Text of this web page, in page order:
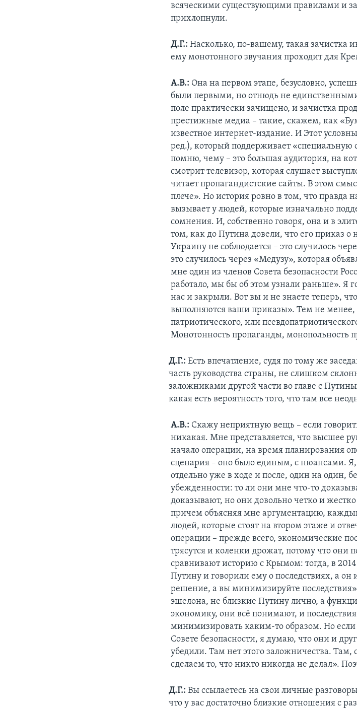
всяческими существующими правилами и
прихлопнули.
Д.Г.: Насколько, по-вашему, такая зачистка
ему монотонного звучания проходит для
А.В.: Она на первом этапе, безусловно,
были первыми, но отнюдь не
поле практически зачищено, и зачистка
престижные медиа – такие, скажем, как
известное интернет-издание. И Этот
ред.), который поддерживает «специальную
помню, чему – это большая аудитория, на
смотрит телевизор, которая слушает
читает пропагандистские сайты. В этом
плече». Но история ровно в том, что правда
вызывает у людей, которые изначально
сомнения. И, собственно говоря, она и в
том, как до Путина довели, что его приказ о
Украину не соблюдается – это случилось
это случилось через «Медузу», которая
мне один из членов Совета безопасности
работало, мы бы об этом узнали раньше». Я
нас и закрыли. Вот вы и не знаете теперь,
выполняются ваши приказы». Тем не менее,
патриотического, или
Монотонность пропаганды, монопольность
Д.Г.: Есть впечатление, судя по тому же
часть руководства страны, не слишком
заложниками другой части во главе с
какая есть вероятность того, что там все
А.В.: Скажу неприятную вещь – если
никакая. Мне представляется, что высшее
начало операции, на время планирования
сценария – оно было единым, с нюансами.
отдельно уже в ходе и после, один на один,
убежденности: то ли они мне что-то
доказывают, но они довольно четко и
причем объясняя мне аргументацию,
людей, которые стоят на втором этаже и
операции – прежде всего, экономические
трясутся и коленки дрожат, потому что они
сравнивают историю с Крымом: тогда, в
Путину и говорили ему о последствиях, а
решение, а вы минимизируйте
эшелона, не близкие Путину лично, а
экономику, они всё понимают, и последствия
минимизировать каким-то образом. Но если
Совете безопасности, я думаю, что они и
убедили. Там нет этого заложничества. Там,
сделаем то, что никто никогда не делал».
Д.Г.: Вы ссылаетесь на свои личные
что у вас достаточно близкие отношения с